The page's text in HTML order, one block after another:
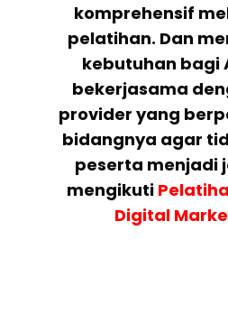
komprehensif
pelatihan. Dan
kebutuhan bagi
bekerjasama
provider yang
bidangnya agar
peserta menjadi
mengikuti
Digital